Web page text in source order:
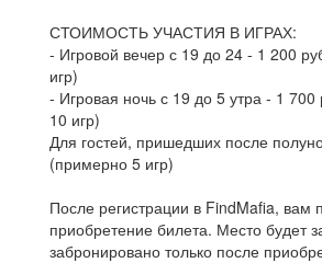
СТОИМОСТЬ УЧАСТИЯ В ИГРАХ:
- Игровой вечер с 19 до 24 - 1 200
игр)
- Игровая ночь с 19 до 5 утра - 1
10 игр)
Для гостей, пришедших после
(примерно 5 игр)
После регистрации в FindMafia, вам
приобретение билета. Место будет
забронировано только после